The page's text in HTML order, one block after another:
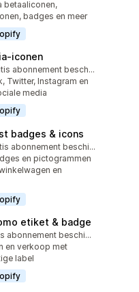
betaaliconen,
badges en meer
totaal
Gratis abonnement beschikbaar
Twitter, Instagram en
media
badges & icons
totaal
Gratis abonnement beschikbaar
en pictogrammen
en
etiket & badge
totaal
Gratis abonnement beschikbaar
en verkoop met
label